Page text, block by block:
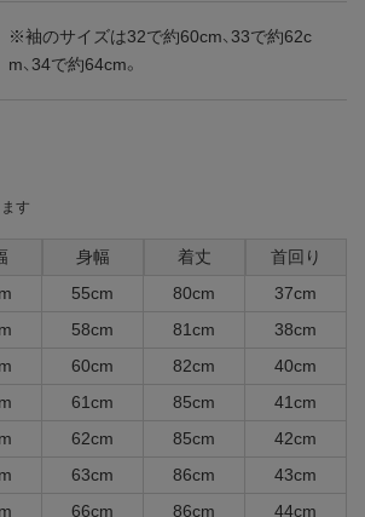
※袖のサイズは32で約60cm、33で約62c
m、34で約64cm。
す
身幅 着丈
首回り
55cm 80cm
37cm
58cm 81cm
38cm
60cm 82cm
40cm
61cm 85cm
41cm
62cm 85cm
42cm
63cm 86cm
43cm
66cm 86cm 44cm